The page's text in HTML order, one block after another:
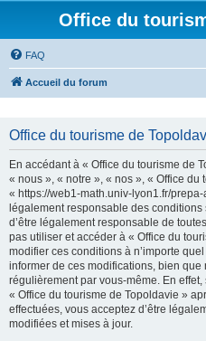
Office du
FAQ
Accueil du forum
Office du tourisme de
En accédant à « Office du tourisme de
« nous », « notre », « nos », « Office du
« https://web1-math.univ-lyon1.fr/
légalement responsable des
d’être légalement responsable de
pas utiliser et accéder à « Office du
modifier ces conditions à n’importe
informer de ces modifications, bien
régulièrement par vous-même. En
« Office du tourisme de Topoldavie »
effectuées, vous acceptez d’être
modifiées et mises à jour.